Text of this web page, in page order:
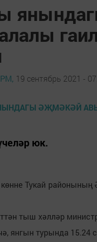
19 сентябрь 2021 -
юк.
көнне Тукай
тыш хәлләр
янгын турында 15.24